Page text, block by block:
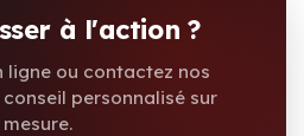
à l'action ?
ligne ou contactez nos
personnalisé sur
mesure.